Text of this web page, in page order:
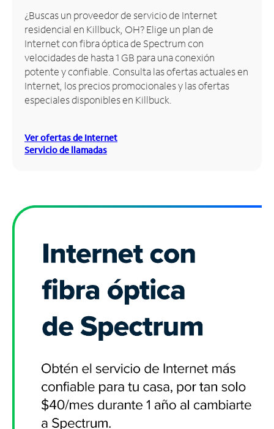
Inglés
Administrar
cuenta
Encuentra
una
tienda
¿Buscas un proveedor de servicio de Internet
residencial en Killbuck, OH? Elige un plan de
Internet con fibra óptica de Spectrum con
velocidades de hasta 1 GB para una conexión
potente y confiable. Consulta las ofertas actuales en
Internet, los precios promocionales y las ofertas
especiales disponibles en Killbuck.
Ver ofertas de Internet
Servicio de llamadas